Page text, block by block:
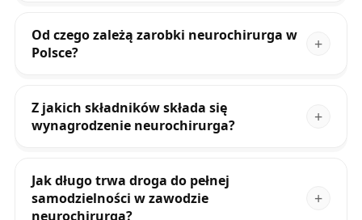
Od czego zależą zarobki neurochirurga w
Polsce?
Z jakich składników składa się
wynagrodzenie neurochirurga?
Jak długo trwa droga do pełnej
samodzielności w zawodzie
neurochirurga?